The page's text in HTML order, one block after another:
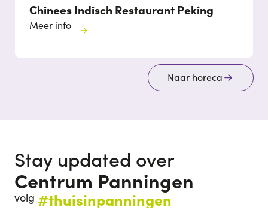
Chinees Indisch Restaurant Peking
Meer info
Naar horeca
Stay updated over
Centrum Panningen
volg #thuisinpanningen